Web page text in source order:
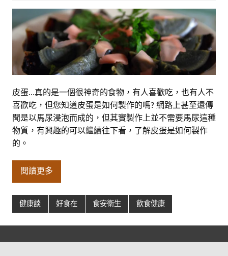
皮蛋…真的是一個很神奇的食物，有人喜歡吃，也有人不
喜歡吃，但您知道皮蛋是如何製作的嗎? 網路上甚至還傳
聞是以馬尿浸泡而成的，但其實製作上並不需要馬尿這種
物質，有興趣的可以繼續往下看，了解皮蛋是如何製作
的。
閱讀更多
健康談 好食在 食安衛生 飲食健康